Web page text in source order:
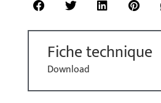
Fiche technique
Download